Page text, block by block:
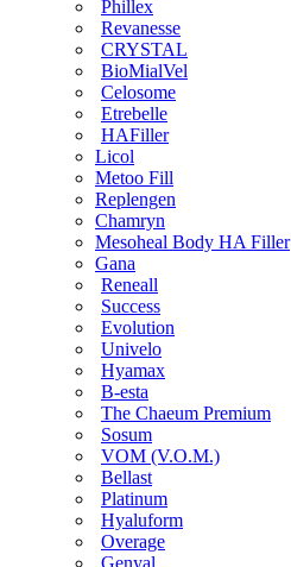
Phillex
Revanesse
CRYSTAL
BioMialVel
Celosome
Etrebelle
HAFiller
Licol
Metoo Fill
Replengen
Chamryn
Mesoheal Body HA Filler
Gana
Reneall
Success
Evolution
Univelo
Hyamax
B-esta
The Chaeum Premium
Sosum
VOM (V.O.M.)
Bellast
Platinum
Hyaluform
Overage
Genyal